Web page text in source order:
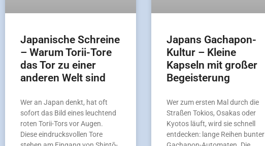
Japanische Schreine
– Warum Torii-Tore
das Tor zu einer
anderen Welt sind
Wer an Japan denkt, hat oft
sofort das Bild eines leuchtend
roten Torii-Tors vor Augen.
Diese eindrucksvollen Tore
Japans Gachapon-
Kultur – Kleine
Kapseln mit großer
Begeisterung
Wer zum ersten Mal durch die
Straßen Tokios, Osakas oder
Kyotos läuft, wird sie schnell
entdecken: lange Reihen bunter